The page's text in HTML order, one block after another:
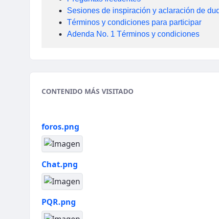
Sesiones de inspiración y aclaración de
Términos y condiciones para participar
Adenda No. 1 Términos y condiciones
CONTENIDO MÁS VISITADO
foros.png
Chat.png
PQR.png